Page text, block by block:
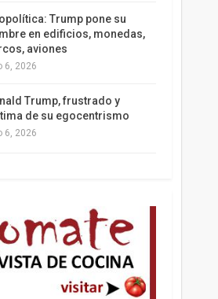
Trump pone su
en edificios, monedas,
aviones
6, 2026
Trump, frustrado y
de su egocentrismo
6, 2026